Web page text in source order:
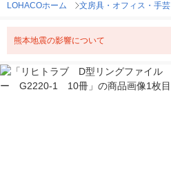
LOHACOホーム 文房具・オフィス・手芸
熊本地震の影響について